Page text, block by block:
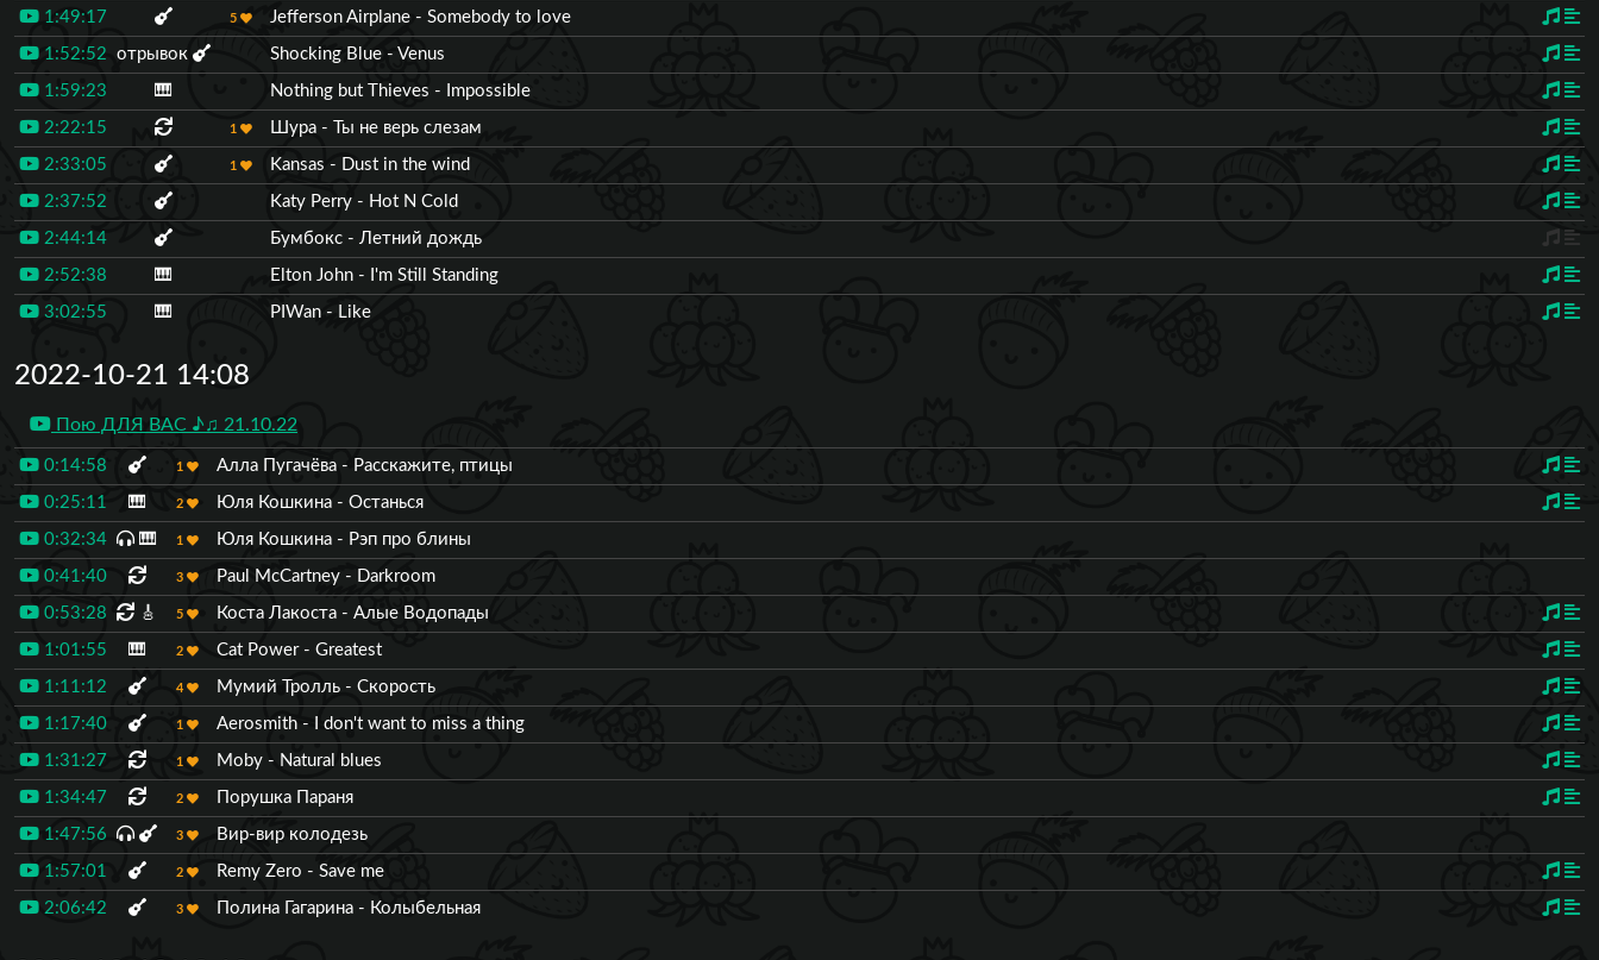
1:49:17 5 Jefferson Airplane - Somebody to love
1:52:52 отрывок Shocking Blue - Venus
1:59:23 🎹 Nothing but Thieves - Impossible
2:22:15 1 Шура - Ты не верь слезам
2:33:05 1 Kansas - Dust in the wind
2:37:52 Katy Perry - Hot N Cold
2:44:14 Бумбокс - Летний дождь
2:52:38 🎹 Elton John - I'm Still Standing
3:02:55 🎹 PIWan - Like
2022-10-21 14:08
Пою ДЛЯ ВАС ♪♫ 21.10.22
0:14:58 1 Алла Пугачёва - Расскажите, птицы
0:25:11 🎹 2 Юля Кошкина - Останься
0:32:34 🎹 1 Юля Кошкина - Рэп про блины
0:41:40 3 Paul McCartney - Darkroom
0:53:28 🎸 5 Коста Лакоста - Алые Водопады
1:01:55 🎹 2 Cat Power - Greatest
1:11:12 4 Мумий Тролль - Скорость
1:17:40 1 Aerosmith - I don't want to miss a thing
1:31:27 1 Moby - Natural blues
1:34:47 2 Порушка Параня
1:47:56 3 Вир-вир колодезь
1:57:01 2 Remy Zero - Save me
2:06:42 3 Полина Гагарина - Колыбельная